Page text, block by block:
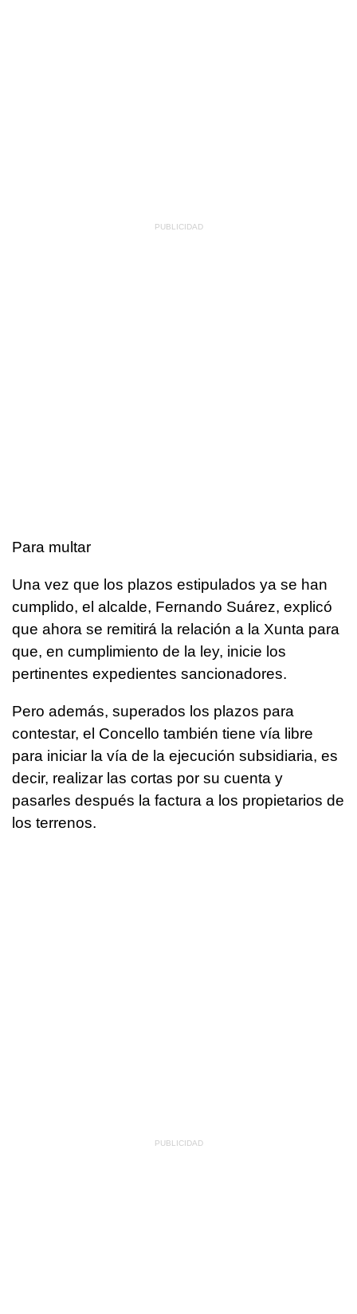
Para multar
Una vez que los plazos estipulados ya se han
cumplido, el alcalde, Fernando Suárez, explicó
que ahora se remitirá la relación a la Xunta para
que, en cumplimiento de la ley, inicie los
pertinentes expedientes sancionadores.
Pero además, superados los plazos para
contestar, el Concello también tiene vía libre
para iniciar la vía de la ejecución subsidiaria, es
decir, realizar las cortas por su cuenta y
pasarles después la factura a los propietarios de
los terrenos.